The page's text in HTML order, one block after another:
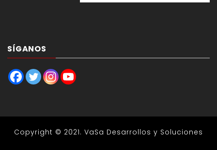
SÍGANOS
Copyright © 2021. VaSa Desarrollos y Soluciones